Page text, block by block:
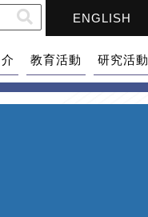
ENGLISH
教育活動 研究活動